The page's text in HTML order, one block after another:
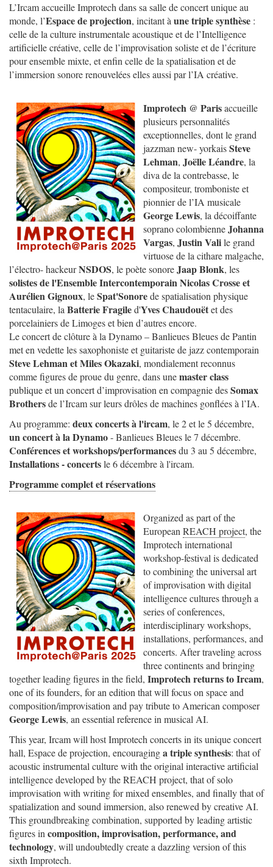
L’Ircam accueille Improtech dans sa salle de concert unique au
monde, l’Espace de projection, incitant à une triple synthèse :
celle de la culture instrumentale acoustique et de l’Intelligence
artificielle créative, celle de l’improvisation soliste et de l’écriture
pour ensemble mixte, et enfin celle de la spatialisation et de
l’immersion sonore renouvelées elles aussi par l’IA créative.
Improtech @ Parisaccueille
plusieurs personnalités
exceptionnelles, dont le grand
jazzman new- yorkaisSteve
Lehman, Joëlle Léandre, la
diva de la contrebasse, le
compositeur, tromboniste et
pionnier de l’IA musicale
George Lewis, la décoiffante
soprano colombienneJohanna
Vargas, Justin Valile grand
virtuose de la cithare malgache,
l’électro- hackeurNSDOS, le poète sonoreJaap Blonk, les
solistes de l'Ensemble IntercontemporainNicolas Crosse et
Aurélien Gignoux, leSpat'Sonorede spatialisation physique
tentaculaire, la Batterie Fragiled'Yves Chaudouëtet des
porcelainiers de Limoges et bien d’autres encore.
Le concert de clôture à la Dynamo – Banlieues Bleues de Pantin
met en vedette les saxophoniste et guitariste de jazz contemporain
Steve Lehman et Miles Okazaki, mondialement reconnus
comme figures de proue du genre, dans unemaster class
publique et un concert d’improvisation en compagnie desSomax
Brothersde l’Ircam sur leurs drôles de machines gonflées à l’IA.
Au programme: deux concerts à l'ircam, le 2 et le 5 décembre,
un concert à la Dynamo- Banlieues Bleues le 7 décembre.
Conférences et workshops/performancesdu 3 au 5 décembre,
Installations - concertsle 6 décembre à l'ircam.
Programme complet et réservations
Organized as part of the
European REACH project, the
Improtech international
workshop-festival is dedicated
to combining the universal art
of improvisation with digital
intelligence cultures through a
series of conferences,
interdisciplinary workshops,
installations, performances, and
concerts. After traveling across
three continents and bringing
together leading figures in the field, Improtech returns to Ircam,
one of its founders, for an edition that will focus on space and
composition/improvisation and pay tribute to American composer
George Lewis, an essential reference in musical AI.
This year, Ircam will host Improtech concerts in its unique concert
hall, Espace de projection, encouraginga triple synthesis: that of
acoustic instrumental culture with the original interactive artificial
intelligence developed by the REACH project, that of solo
improvisation with writing for mixed ensembles, and finally that of
spatialization and sound immersion, also renewed by creative AI.
This groundbreaking combination, supported by leading artistic
figures in composition, improvisation, performance, and
technology, will undoubtedly create a dazzling version of this
sixth Improtech.